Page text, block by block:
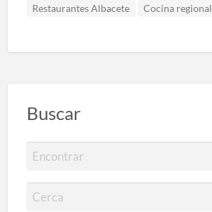
Restaurantes Albacete
Cocina regional
Buscar